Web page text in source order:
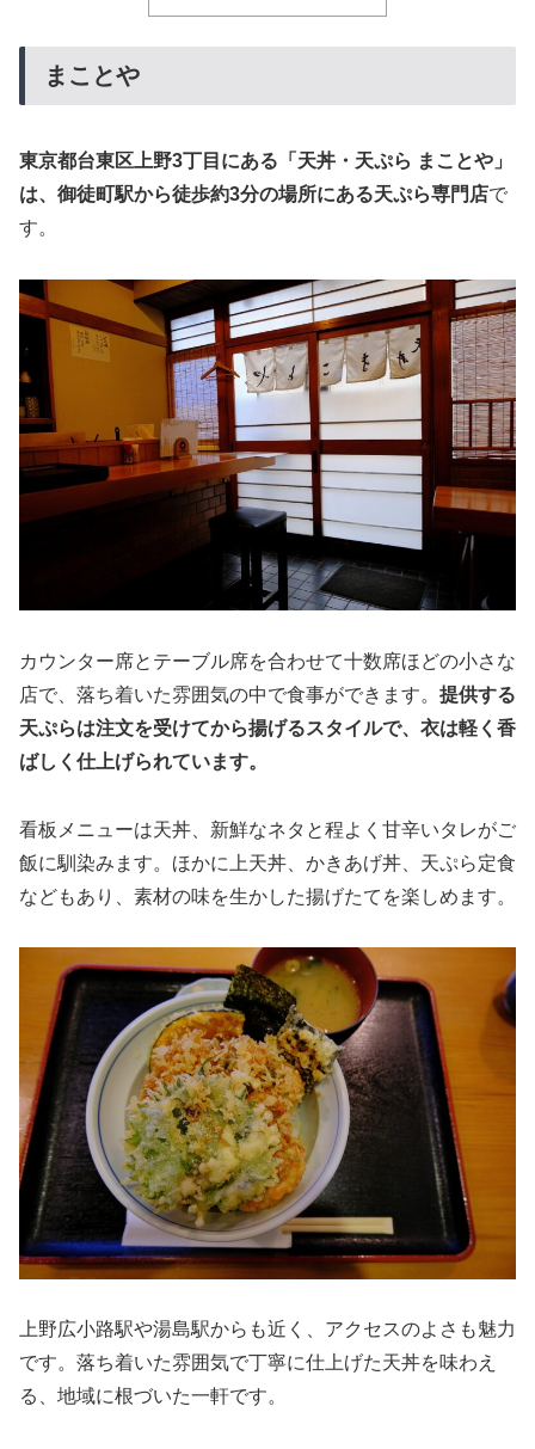
まことや
東京都台東区上野3丁目にある「天丼・天ぷら まことや」
は、御徒町駅から徒歩約3分の場所にある天ぷら専門店で
す。
カウンター席とテーブル席を合わせて十数席ほどの小さな
店で、落ち着いた雰囲気の中で食事ができます。 提供する
天ぷらは注文を受けてから揚げるスタイルで、衣は軽く香
ばしく仕上げられています。
看板メニューは天丼、新鮮なネタと程よく甘辛いタレがご
飯に馴染みます。ほかに上天丼、かきあげ丼、天ぷら定食
などもあり、素材の味を生かした揚げたてを楽しめます。
上野広小路駅や湯島駅からも近く、アクセスのよさも魅力
です。落ち着いた雰囲気で丁寧に仕上げた天丼を味わえ
る、地域に根づいた一軒です。